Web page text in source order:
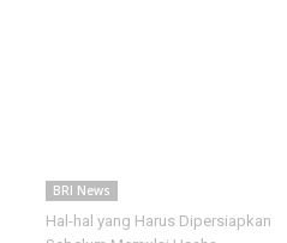
BRI News
Hal-hal yang Harus Dipersiapkan